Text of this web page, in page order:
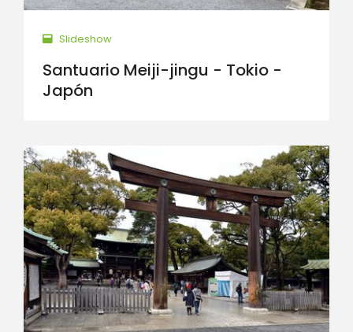
Slideshow
Santuario Meiji-jingu - Tokio -
Japón